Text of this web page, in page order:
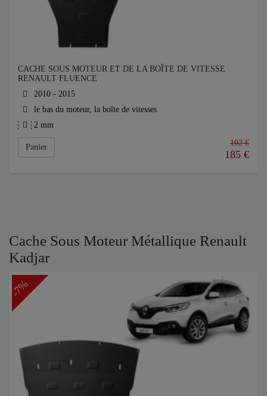
CACHE SOUS MOTEUR ET DE LA BOÎTE DE VITESSE
RENAULT FLUENCE
2010 - 2015
le bas du moteur, la boîte de vitesses
2 mm
Panier 192 €
185 €
Cache Sous Moteur Métallique Renault
Kadjar
-7%